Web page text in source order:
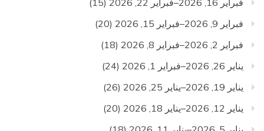
فبراير 9, 2026–فبراير 15, 2026
(20)
فبراير 2, 2026–فبراير 8, 2026
(18)
يناير 26, 2026–فبراير 1, 2026
(24)
يناير 19, 2026–يناير 25, 2026
(26)
يناير 12, 2026–يناير 18, 2026
(20)